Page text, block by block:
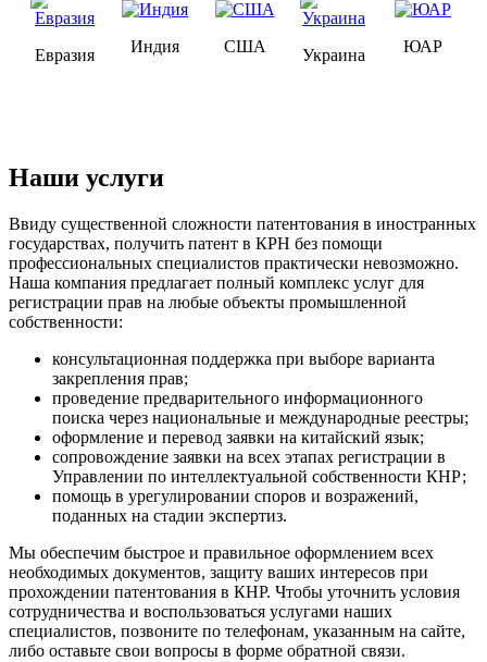
Евразия Индия США Украина ЮАР
Наши услуги
Ввиду существенной сложности патентования в иностранных
государствах, получить патент в КРН без помощи
профессиональных специалистов практически невозможно.
Наша компания предлагает полный комплекс услуг для
регистрации прав на любые объекты промышленной
собственности:
консультационная поддержка при выборе варианта
закрепления прав;
проведение предварительного информационного
поиска через национальные и международные реестры;
оформление и перевод заявки на китайский язык;
сопровождение заявки на всех этапах регистрации в
Управлении по интеллектуальной собственности КНР;
помощь в урегулировании споров и возражений,
поданных на стадии экспертиз.
Мы обеспечим быстрое и правильное оформлением всех
необходимых документов, защиту ваших интересов при
прохождении патентования в КНР. Чтобы уточнить условия
сотрудничества и воспользоваться услугами наших
специалистов, позвоните по телефонам, указанным на сайте,
либо оставьте свои вопросы в форме обратной связи.